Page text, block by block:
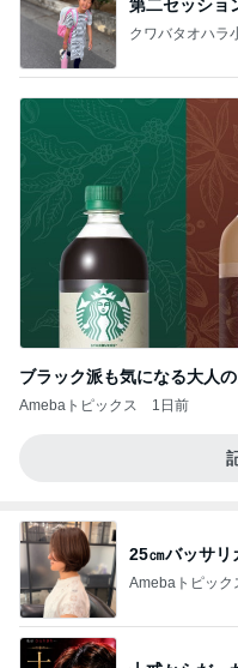
第二セッショ
クワバタオハラ
ブラック派も気になる大人
Amebaトピックス 1日前
25㎝バッサリ
Amebaトピック